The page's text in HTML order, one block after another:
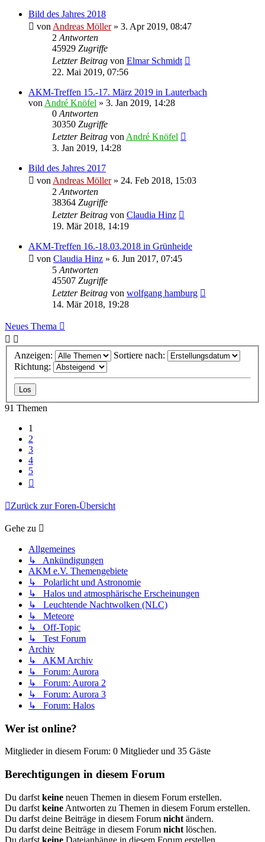
Bild des Jahres 2018
von Andreas Möller» 3. Apr 2019, 08:47
2 Antworten
45929 Zugriffe
Letzter Beitrag von Elmar Schmidt
22. Mai 2019, 07:56
AKM-Treffen 15.-17. März 2019 in Lauterbach
von André Knöfel » 3. Jan 2019, 14:28
0 Antworten
30350 Zugriffe
Letzter Beitrag von André Knöfel
3. Jan 2019, 14:28
Bild des Jahres 2017
von Andreas Möller» 24. Feb 2018, 15:03
2 Antworten
38364 Zugriffe
Letzter Beitrag von Claudia Hinz
19. Mär 2018, 14:19
AKM-Treffen 16.-18.03.2018 in Grünheide
von Claudia Hinz » 6. Jun 2017, 07:45
5 Antworten
45507 Zugriffe
Letzter Beitrag von wolfgang hamburg
14. Mär 2018, 19:28
Neues Thema
Anzeigen:
Sortiere nach:
Richtung:
91 Themen
1
2
3
4
5
Zurück zur Foren-Übersicht
Gehe zu
Allgemeines
↳ Ankündigungen
AKM e.V. Themengebiete
↳ Polarlicht und Astronomie
↳ Halos und atmosphärische Erscheinungen
↳ Leuchtende Nachtwolken (NLC)
↳ Meteore
↳ Off-Topic
↳ Test Forum
Archiv
↳ AKM Archiv
↳ Forum: Aurora
↳ Forum: Aurora 2
↳ Forum: Aurora 3
↳ Forum: Halos
Wer ist online?
Mitglieder in diesem Forum: 0 Mitglieder und 35 Gäste
Berechtigungen in diesem Forum
Du darfst keine neuen Themen in diesem Forum erstellen.
Du darfst keine Antworten zu Themen in diesem Forum erstellen.
Du darfst deine Beiträge in diesem Forum nicht ändern.
Du darfst deine Beiträge in diesem Forum nicht löschen.
Du darfst keine Dateianhänge in diesem Forum erstellen.